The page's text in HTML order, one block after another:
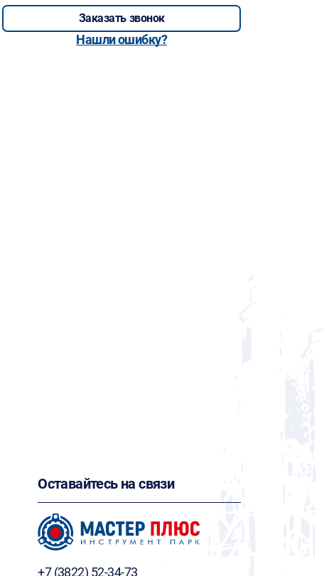
Заказать звонок
Нашли ошибку?
Оставайтесь на связи
+7 (3822) 52-34-73